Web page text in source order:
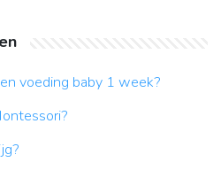
voeding baby 1 week?